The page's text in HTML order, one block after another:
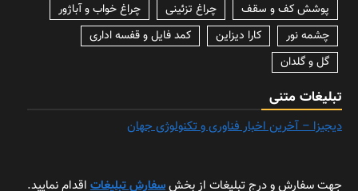
پوشش کف و سقف
چراغ تزئینی
چراغ خواب و آباژور
چشمه نور
کارا دیزاین
کمد فایل و قفسه اداری
گل و گلدان
تبلیغات متنی
دیجیزا – آخرین اخبار فناوری و تکنولوژی جهان
جهت سفارش و درج تبلیغات از بخشسفارش تبلیغات اقدام نمایید.